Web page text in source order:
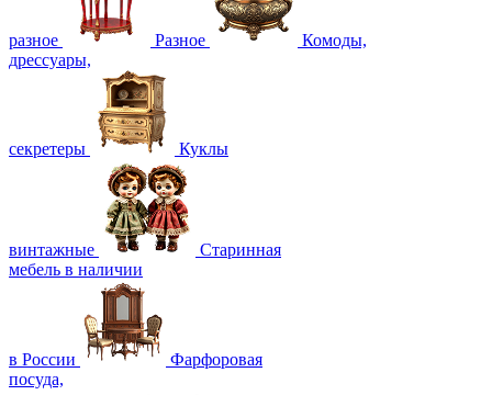
разное Разное
Комоды,
дрессуары,
секретеры Куклы
винтажные
Старинная
мебель в наличии
в России
Фарфоровая
посуда,